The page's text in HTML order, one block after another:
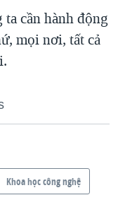
cần hành động
mọi nơi, tất cả
Khoa học công nghệ